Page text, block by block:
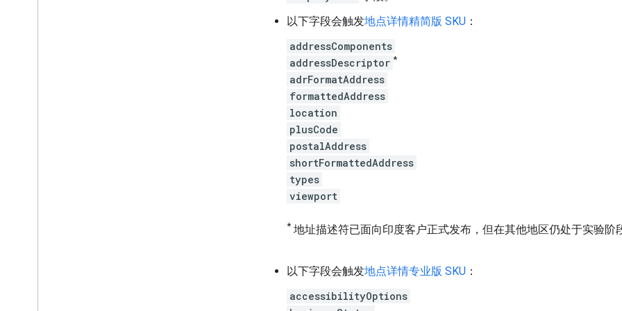
以下字段会触发地点详情精简版 SKU ：
addressComponents
addressDescriptor *
adrFormatAddress
formattedAddress
location
plusCode
postalAddress
shortFormattedAddress
types
viewport
* 地址描述符已面向印度客户正式发布，但在其他地区仍处于实验阶
以下字段会触发地点详情专业版 SKU ：
accessibilityOptions